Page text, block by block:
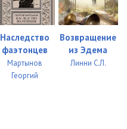
Наследство
фаэтонцев
Мартынов
Георгий
Возвращение
из Эдема
Линни С.Л.